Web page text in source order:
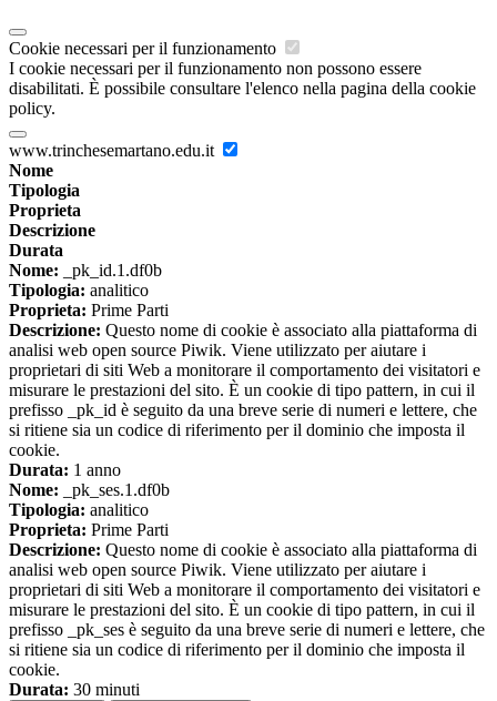
Cookie necessari per il funzionamento
I cookie necessari per il funzionamento non possono essere
disabilitati. È possibile consultare l'elenco nella pagina della cookie
policy.
www.trinchesemartano.edu.it
Nome
Tipologia
Proprieta
Descrizione
Durata
Nome: _pk_id.1.df0b
Tipologia: analitico
Proprieta: Prime Parti
Descrizione: Questo nome di cookie è associato alla piattaforma di
analisi web open source Piwik. Viene utilizzato per aiutare i
proprietari di siti Web a monitorare il comportamento dei visitatori e
misurare le prestazioni del sito. È un cookie di tipo pattern, in cui il
prefisso _pk_id è seguito da una breve serie di numeri e lettere, che
si ritiene sia un codice di riferimento per il dominio che imposta il
cookie.
Durata: 1 anno
Nome: _pk_ses.1.df0b
Tipologia: analitico
Proprieta: Prime Parti
Descrizione: Questo nome di cookie è associato alla piattaforma di
analisi web open source Piwik. Viene utilizzato per aiutare i
proprietari di siti Web a monitorare il comportamento dei visitatori e
misurare le prestazioni del sito. È un cookie di tipo pattern, in cui il
prefisso _pk_ses è seguito da una breve serie di numeri e lettere, che
si ritiene sia un codice di riferimento per il dominio che imposta il
cookie.
Durata: 30 minuti